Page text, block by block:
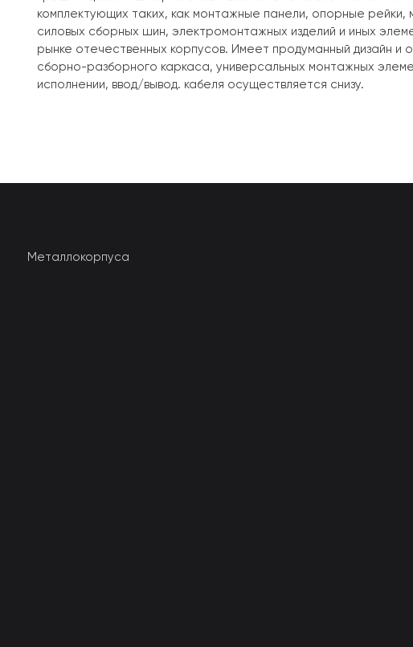
комплектующих таких, как монтажные панели, опорные
силовых сборных шин, электромонтажных изделий и иных
рынке отечественных корпусов. Имеет продуманный дизайн
сборно-разборного каркаса, универсальных монтажных
исполнении, ввод/вывод. кабеля осуществляется снизу.
Металлокорпуса